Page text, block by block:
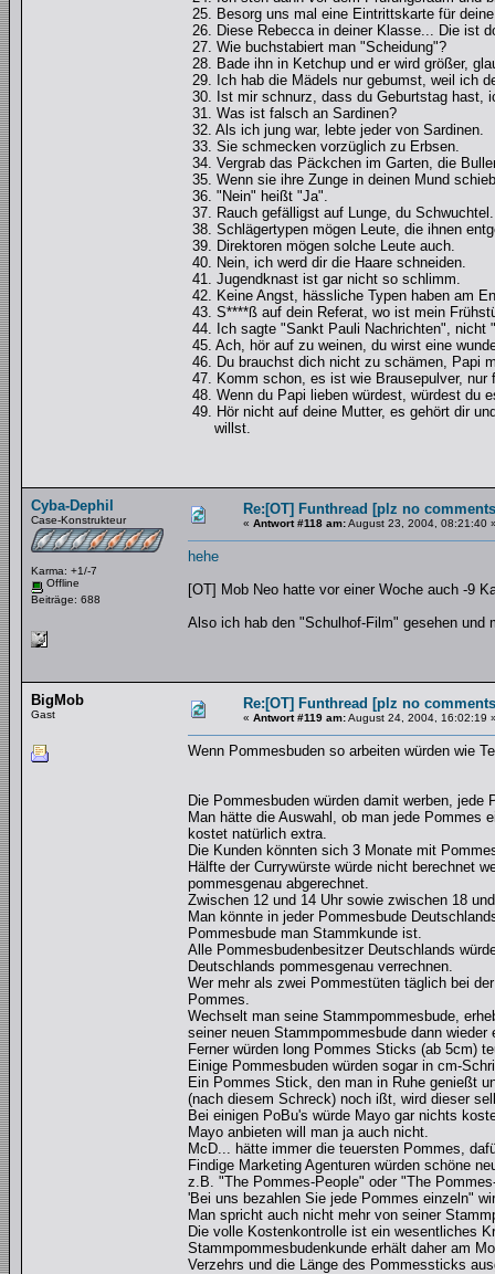
25. Besorg uns mal eine Eintrittskarte für
26. Diese Rebecca in deiner Klasse... Die ist
27. Wie buchstabiert man "Scheidung"?
28. Bade ihn in Ketchup und er wird größer,
29. Ich hab die Mädels nur gebumst, weil ich
30. Ist mir schnurz, dass du Geburtstag hast,
31. Was ist falsch an Sardinen?
32. Als ich jung war, lebte jeder von Sardinen.
33. Sie schmecken vorzüglich zu Erbsen.
34. Vergrab das Päckchen im Garten, die
35. Wenn sie ihre Zunge in deinen Mund
36. "Nein" heißt "Ja".
37. Rauch gefälligst auf Lunge, du Schwuchtel.
38. Schlägertypen mögen Leute, die ihnen
39. Direktoren mögen solche Leute auch.
40. Nein, ich werd dir die Haare schneiden.
41. Jugendknast ist gar nicht so schlimm.
42. Keine Angst, hässliche Typen haben am
43. S****ß auf dein Referat, wo ist mein
44. Ich sagte "Sankt Pauli Nachrichten", nicht
45. Ach, hör auf zu weinen, du wirst eine
46. Du brauchst dich nicht zu schämen, Papi
47. Komm schon, es ist wie Brausepulver, nur
48. Wenn du Papi lieben würdest, würdest du
49. Hör nicht auf deine Mutter, es gehört dir
willst.
Cyba-Dephil
Case-Konstrukteur
Karma: +1/-7
Offline
Beiträge: 688
Re:[OT] Funthread [plz no
« Antwort #118 am:August 23, 2004, 08:21:40
hehe
[OT] Mob Neo hatte vor einer Woche auch -9
Also ich hab den "Schulhof-Film" gesehen
BigMob
Gast
Re:[OT] Funthread [plz no
« Antwort #119 am:August 24, 2004, 16:02:19
Wenn Pommesbuden so arbeiten würden wie
Die Pommesbuden würden damit werben,
Man hätte die Auswahl, ob man jede Pommes
kostet natürlich extra.
Die Kunden könnten sich 3 Monate mit
Hälfte der Currywürste würde nicht berechnet
pommesgenau abgerechnet.
Zwischen 12 und 14 Uhr sowie zwischen 18
Man könnte in jeder Pommesbude
Pommesbude man Stammkunde ist.
Alle Pommesbudenbesitzer Deutschlands
Deutschlands pommesgenau verrechnen.
Wer mehr als zwei Pommestüten täglich bei
Pommes.
Wechselt man seine Stammpommesbude,
seiner neuen Stammpommesbude dann
Ferner würden long Pommes Sticks (ab 5cm)
Einige Pommesbuden würden sogar in cm-
Ein Pommes Stick, den man in Ruhe genießt
(nach diesem Schreck) noch ißt, wird dieser
Bei einigen PoBu's würde Mayo gar nichts
Mayo anbieten will man ja auch nicht.
McD... hätte immer die teuersten Pommes,
Findige Marketing Agenturen würden schöne
z.B. "The Pommes-People" oder "The
'Bei uns bezahlen Sie jede Pommes einzeln"
Man spricht auch nicht mehr von seiner
Die volle Kostenkontrolle ist ein wesentliches
Stammpommesbudenkunde erhält daher am
Verzehrs und die Länge des Pommessticks